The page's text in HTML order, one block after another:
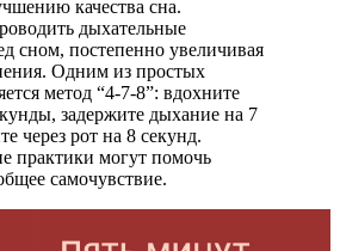
качества сна.
дыхательные
сном, постепенно увеличивая
Одним из простых
метод “4-7-8”: вдохните
задержите дыхание на 7
через рот на 8 секунд.
практики могут помочь
самочувствие.